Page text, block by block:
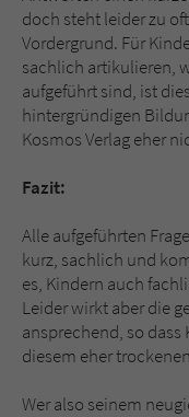
doch steht leider zu
Vordergrund. Für
sachlich artikulieren,
aufgeführt sind, ist
hintergründigen
Kosmos Verlag eher
Fazit:
Alle aufgeführten
kurz, sachlich und
es, Kindern auch
Leider wirkt aber die
ansprechend, so dass
diesem eher
Wer also seinem